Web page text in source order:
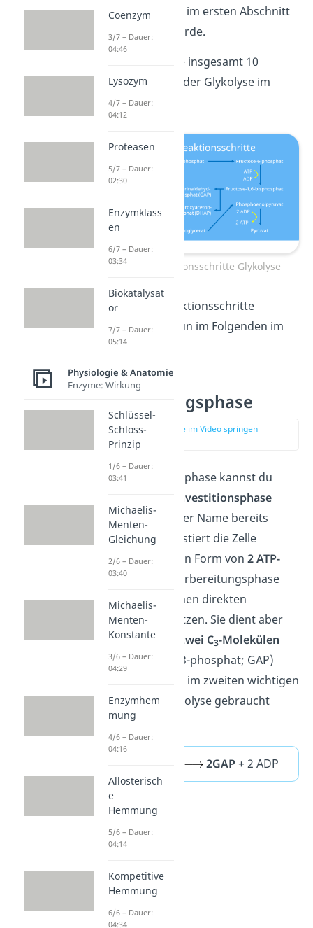
gewonnen, als im ersten Abschnitt
verbraucht wurde.
Hier findest du die insgesamt 10
Reaktionsschritte der Glykolyse im
Überblick:
Übersicht Reaktionsschritte Glykolyse
Die einzelnen Reaktionsschritte
erklären wir dir nun im Folgenden im
Detail:
Vorbereitungsphase
zur Stelle im Video springen
Die Vorbereitungsphase kannst du
Energieinvestitionsphase
bezeichnen. Wie der Name bereits
bekannt gibt, investiert die Zelle
zunächst Energie in Form von 2 ATP-
Molekülen.
Die Vorbereitungsphase
hat also quasi keinen direkten
energetischen Nutzen. Sie dient aber
dazu, Glucose zu
zwei C3-Molekülen
(Glycerinaldehyd-3-phosphat; GAP)
umzuwandeln, die im zweiten wichtigen
Abschnitt der Glykolyse gebraucht
werden.
2GAP + 2 ADP
Coenzym
3/7 – Dauer:
04:46
Lysozym
4/7 – Dauer:
04:12
Proteasen
5/7 – Dauer:
02:30
Enzymklass
en
6/7 – Dauer:
03:34
Biokatalysat
or
7/7 – Dauer:
05:14
Physiologie & Anatomie
Enzyme: Wirkung
Schlüssel-
Schloss-
Prinzip
1/6 – Dauer:
03:41
Michaelis-
Menten-
Gleichung
2/6 – Dauer:
03:40
Michaelis-
Menten-
Konstante
3/6 – Dauer:
04:29
Enzymhem
mung
4/6 – Dauer:
04:16
Allosterisch
e
Hemmung
5/6 – Dauer:
04:14
Kompetitive
Hemmung
6/6 – Dauer:
04:34